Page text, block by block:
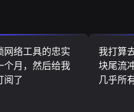
网络工具的忠实
个月，然后给我
阅了
我打算
块尾流
几乎所